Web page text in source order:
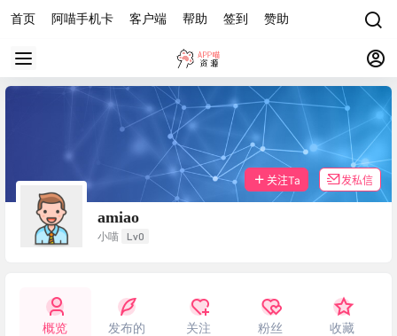
首页 阿喵手机卡 客户端 帮助 签到 赞助
amiao
小喵 Lv0
关注Ta 发私信
概览 发布的 关注 粉丝 收藏